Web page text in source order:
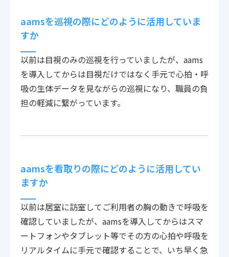
aamsを巡視の際にどのように活用していま
すか
以前は目視のみの巡視を行っていましたが、aams
を導入してからは目視だけではなく手元で心拍・呼
吸の生体データを見ながらの巡視になり、職員の負
担の軽減に繋がっています。
aamsを看取りの際にどのように活用してい
ますか
以前は居室に訪室してご利用者の胸の動きで呼吸を
確認していましたが、aamsを導入してからはスマ
ートフォンやタブレット等でその方の心拍や呼吸を
リアルタイムに手元で確認することで、いち早く急